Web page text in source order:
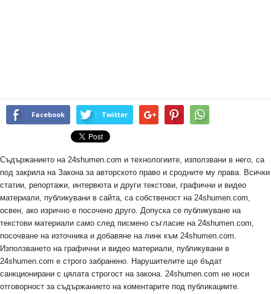
Facebook Twitter
Съдържанието на 24shumen.com и технологиите, използвани в него, са
под закрила на Закона за авторското право и сродните му права. Всички
статии, репортажи, интервюта и други текстови, графични и видео
материали, публикувани в сайта, са собственост на 24shumen.com,
освен, ако изрично е посочено друго. Допуска се публикуване на
текстови материали само след писмено съгласие на 24shumen.com,
посочване на източника и добавяне на линк към 24shumen.com.
Използването на графични и видео материали, публикувани в
24shumen.com е строго забранено. Нарушителите ще бъдат
санкционирани с цялата строгост на закона. 24shumen.com не носи
отговорност за съдържанието на коментарите под публикациите.